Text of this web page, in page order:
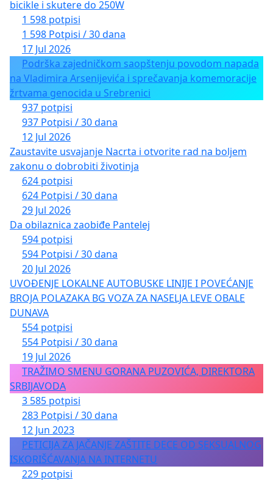
bicikle i skutere do 250W
1 598 potpisi
1 598 Potpisi / 30 dana
17 Jul 2026
Podrška zajedničkom saopštenju povodom napada
na Vladimira Arsenijevića i sprečavanja komemoracije
žrtvama genocida u Srebrenici
937 potpisi
937 Potpisi / 30 dana
12 Jul 2026
Zaustavite usvajanje Nacrta i otvorite rad na boljem
zakonu o dobrobiti životinja
624 potpisi
624 Potpisi / 30 dana
29 Jul 2026
Da obilaznica zaobiđe Pantelej
594 potpisi
594 Potpisi / 30 dana
20 Jul 2026
UVOĐENJE LOKALNE AUTOBUSKE LINIJE I POVEĆANJE
BROJA POLAZAKA BG VOZA ZA NASELJA LEVE OBALE
DUNAVA
554 potpisi
554 Potpisi / 30 dana
19 Jul 2026
TRAŽIMO SMENU GORANA PUZOVIĆA, DIREKTORA
SRBIJAVODA
3 585 potpisi
283 Potpisi / 30 dana
12 Jun 2023
PETICIJA ZA JAČANJE ZAŠTITE DECE OD SEKSUALNOG
ISKORIŠĆAVANJA NA INTERNETU
229 potpisi